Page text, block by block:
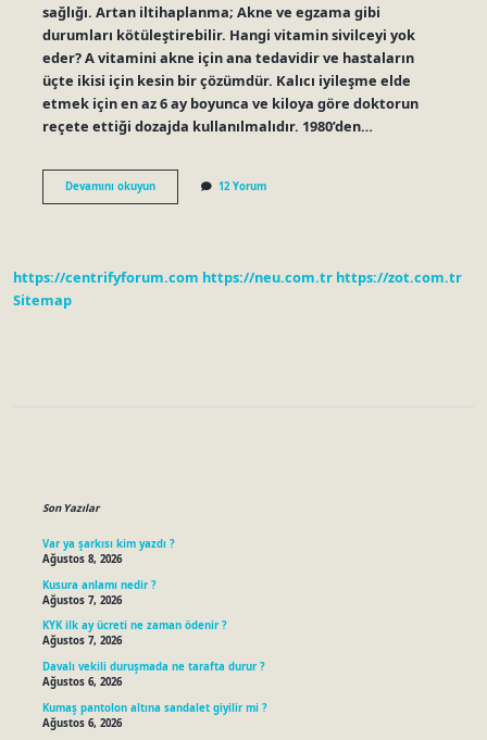
sağlığı. Artan iltihaplanma; Akne ve egzama gibi
durumları kötüleştirebilir. Hangi vitamin sivilceyi yok
eder? A vitamini akne için ana tedavidir ve hastaların
üçte ikisi için kesin bir çözümdür. Kalıcı iyileşme elde
etmek için en az 6 ay boyunca ve kiloya göre doktorun
reçete ettiği dozajda kullanılmalıdır. 1980’den…
Devamını okuyunAkne
Hangi
12 Yorum
https://centrifyforum.com https://neu.com.tr https://zot.com.tr
Sitemap
Son Yazılar
Var ya şarkısı kim yazdı ?
Ağustos 8, 2026
Kusura anlamı nedir ?
Ağustos 7, 2026
KYK ilk ay ücreti ne zaman ödenir ?
Ağustos 7, 2026
Davalı vekili duruşmada ne tarafta durur ?
Ağustos 6, 2026
Kumaş pantolon altına sandalet giyilir mi ?
Ağustos 6, 2026